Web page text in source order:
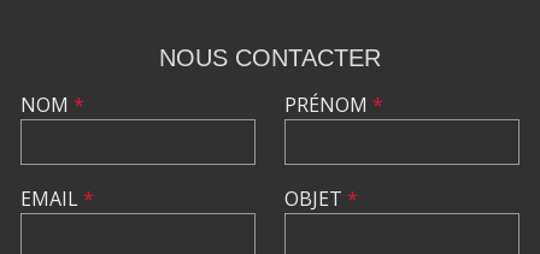
NOUS CONTACTER
NOM *
EMAIL*
PRÉNOM *
OBJET *